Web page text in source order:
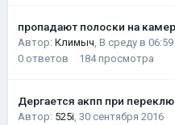
пропадают полоски на
Автор: Климыч, В среду в 06:59
0 ответов 184 просмотра
Дергается акпп при
Автор: 525i, 30 сентября 2016